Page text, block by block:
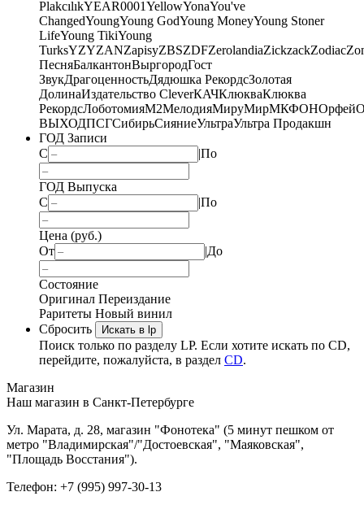
PlakcılıkYEAR0001YellowYonaYou've
ChangedYoungYoung GodYoung MoneyYoung Stoner
LifeYoung TikiYoung
TurksYZYZANZapisyZBSZDFZerolandiaZickzackZodiac
ПесняБалкантонВыргородГост
ЗвукДрагоценностьДядюшка РекордсЗолотая
ДолинаИздательство CleverКАЧКлюкваКлюква
РекордсЛоботомияМ2МелодияМируМирМКФОНОрфей
ВЫХОДПСГСибирьСияниеУльтраУльтра Продакшн
ГОД Записи
С
|По
ГОД Выпуска
С
|По
Цена (руб.)
От
|До
Состояние
Оригинал Переиздание
Раритеты Новый винил
Сбросить
Искать в lp
Поиск только по разделу LP. Если хотите искать по CD,
перейдите, пожалуйста, в раздел CD.
Магазин
Наш магазин в Санкт-Петербурге
Ул. Марата, д. 28, магазин "Фонотека" (5 минут пешком от
метро "Владимирская"/"Достоевская", "Маяковская",
"Площадь Восстания").
Телефон: +7 (995) 997-30-13